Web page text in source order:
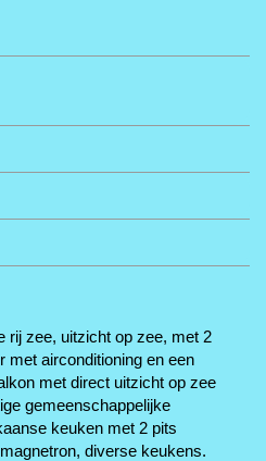
rij zee, uitzicht op zee, met 2
airconditioning en een
met direct uitzicht op zee
gemeenschappelijke
keuken met 2 pits
diverse keukens.